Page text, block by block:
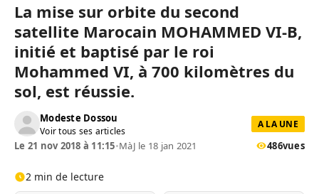
La mise sur orbite du second
satellite Marocain MOHAMMED VI-B,
initié et baptisé par le roi
Mohammed VI, à 700 kilomètres du
sol, est réussie.
Modeste Dossou
Voir tous ses articles
A LA UNE
Le 21 nov 2018 à 11:15•MàJ le 18 jan 2021 486vues
2 min de lecture